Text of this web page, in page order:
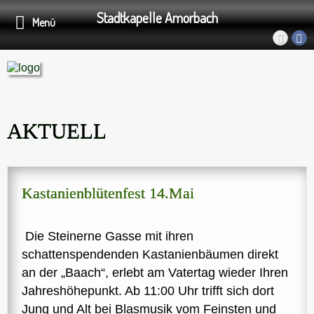
AKTUELL
Kastanienblütenfest 14.Mai
Die Steinerne Gasse mit ihren
schattenspendenden Kastanienbäumen direkt
an der „Baach“, erlebt am Vatertag wieder Ihren
Jahreshöhepunkt. Ab 11:00 Uhr trifft sich dort
Jung und Alt bei Blasmusik vom Feinsten und
Menü Stadtkapelle Amorbach